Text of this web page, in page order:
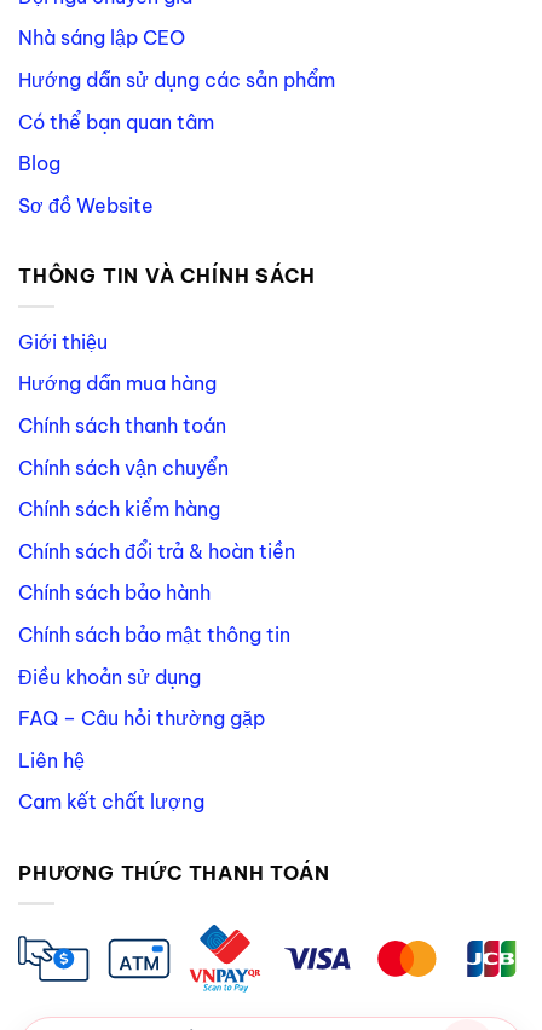
Nhà sáng lập CEO
Hướng dẫn sử dụng các sản phẩm
Có thể bạn quan tâm
Blog
Sơ đồ Website
THÔNG TIN VÀ CHÍNH SÁCH
Giới thiệu
Hướng dẫn mua hàng
Chính sách thanh toán
Chính sách vận chuyển
Chính sách kiểm hàng
Chính sách đổi trả & hoàn tiền
Chính sách bảo hành
Chính sách bảo mật thông tin
Điều khoản sử dụng
FAQ – Câu hỏi thường gặp
Liên hệ
Cam kết chất lượng
PHƯƠNG THỨC THANH TOÁN